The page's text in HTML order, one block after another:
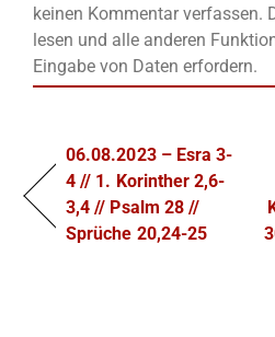
keinen Kommentar verfassen.
lesen und alle anderen
Eingabe von Daten erfordern.
06.08.2023 – Esra 3-
4 // 1. Korinther 2,6-
3,4 // Psalm 28 //
Sprüche 20,24-25